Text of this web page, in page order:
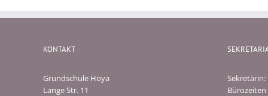
KONTAKT
Grundschule Hoya
Lange Str. 11
Bürozeiten